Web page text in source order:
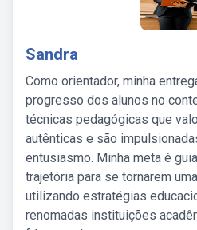
Sandra
Como orientador, minha
progresso dos alunos no
técnicas pedagógicas que
autênticas e são
entusiasmo. Minha meta é
trajetória para se tornarem
utilizando estratégias
renomadas instituições